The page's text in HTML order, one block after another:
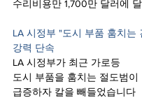
수리비용만 1,700만 달러에
LA 시정부 "도시 부품 훔치는
강력 단속
LA 시정부가 최근 가로등
도시 부품을 훔치는 절도범이
급증하자 칼을 빼들었습니다